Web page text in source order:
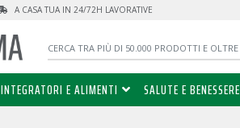
A CASA TUA IN 24/72H LAVORATIVE
INTEGRATORI E ALIMENTI SALUTE E BENESSERE